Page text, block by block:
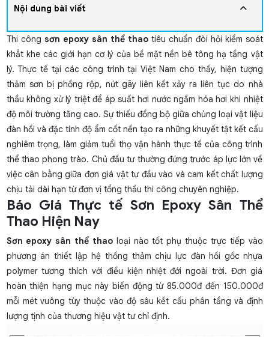
Nội dung bài viết
Thi công sơn epoxy sân thể thaotiêu chuẩn đòi hỏi kiểm soát
khắt khe các giới hạn cơ lý của bề mặt nền bê tông hạ tầng vật
lý. Thực tế tại các công trình tại Việt Nam cho thấy, hiện tượng
thảm sơn bị phồng rộp, nứt gãy liên kết xảy ra liên tục do nhà
thầu không xử lý triệt để áp suất hơi nước ngầm hóa hơi khi nhiệt
độ môi trường tăng cao. Sự thiếu đồng bộ giữa chủng loại vật liệu
đàn hồi và đặc tính độ ẩm cốt nền tạo ra những khuyết tật kết cấu
nghiêm trọng, làm giảm tuổi thọ vận hành thực tế của công trình
thể thao phong trào. Chủ đầu tư thường đứng trước áp lực lớn về
việc cân bằng giữa đơn giá vật tư đầu vào và cam kết chất lượng
chịu tải dài hạn từ đơn vị tổng thầu thi công chuyên nghiệp.
Báo Giá Thực tế Sơn Epoxy Sân Thể
Thao Hiện Nay
Sơn epoxy sân thể thaoloại nào tốt phụ thuộc trực tiếp vào
phương án thiết lập hệ thống thảm chịu lực đàn hồi gốc nhựa
polymer tương thích với điều kiện nhiệt đới ngoài trời. Đơn giá
hoàn thiện hạng mục này biến động từ 85.000đ đến 150.000đ
mỗi mét vuông tùy thuộc vào độ sâu kết cấu phân tầng và định
lượng tịnh của thương hiệu vật tư chỉ định.